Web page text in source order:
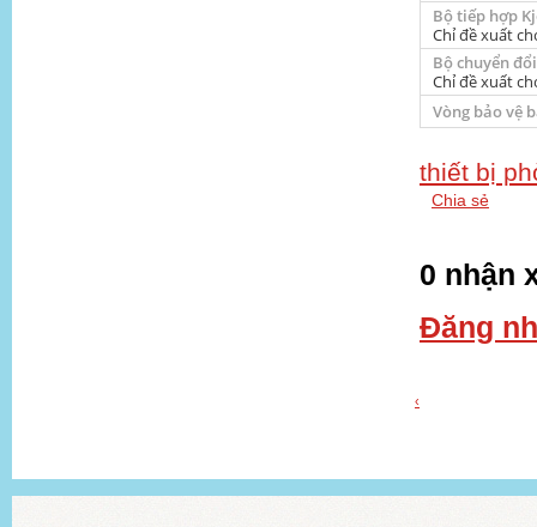
Bộ tiếp hợp
Chỉ đề xuất
Bộ chuyển
Chỉ đề xuất
Vòng bảo vệ
thiết bị
Chia sẻ
0 nhận
Đăng
‹